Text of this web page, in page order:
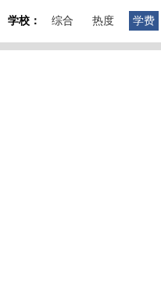
学校： 综合 热度 学费